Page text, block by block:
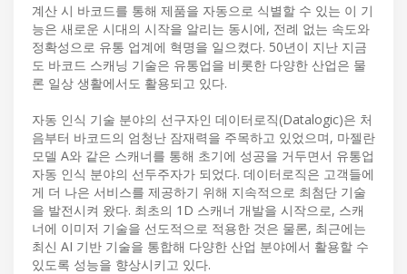
계산 시 바코드를 통해 제품을 자동으로 식별할 수 있는 이 기
능은 새로운 시대의 시작을 알리는 동시에, 전례 없는 속도와
정확성으로 유통 업계에 혁명을 일으켰다. 50년이 지난 지금
도 바코드 스캐닝 기술은 유통업을 비롯한 다양한 산업은 물
론 일상 생활에서도 활용되고 있다.
자동 인식 기술 분야의 선구자인 데이터로직(Datalogic)은 처
음부터 바코드의 엄청난 잠재력을 주목하고 있었으며, 마젤란
모델 A와 같은 스캐너를 통해 초기에 성공을 거두면서 유통업
자동 인식 분야의 선두주자가 되었다. 데이터로직은 고객들에
게 더 나은 서비스를 제공하기 위해 지속적으로 최첨단 기술
을 발전시켜 왔다. 최초의 1D 스캐너 개발을 시작으로, 스캐
너에 이미저 기술을 선도적으로 적용한 것은 물론, 최근에는
최신 AI 기반 기술을 통합해 다양한 산업 분야에서 활용할 수
있도록 성능을 향상시키고 있다.